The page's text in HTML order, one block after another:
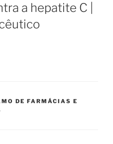
a hepatite C |
DE FARMÁCIAS E